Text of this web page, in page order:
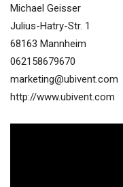
Michael Geisser
Julius-Hatry-Str. 1
68163 Mannheim
062158679670
marketing@ubivent.com
http://www.ubivent.com